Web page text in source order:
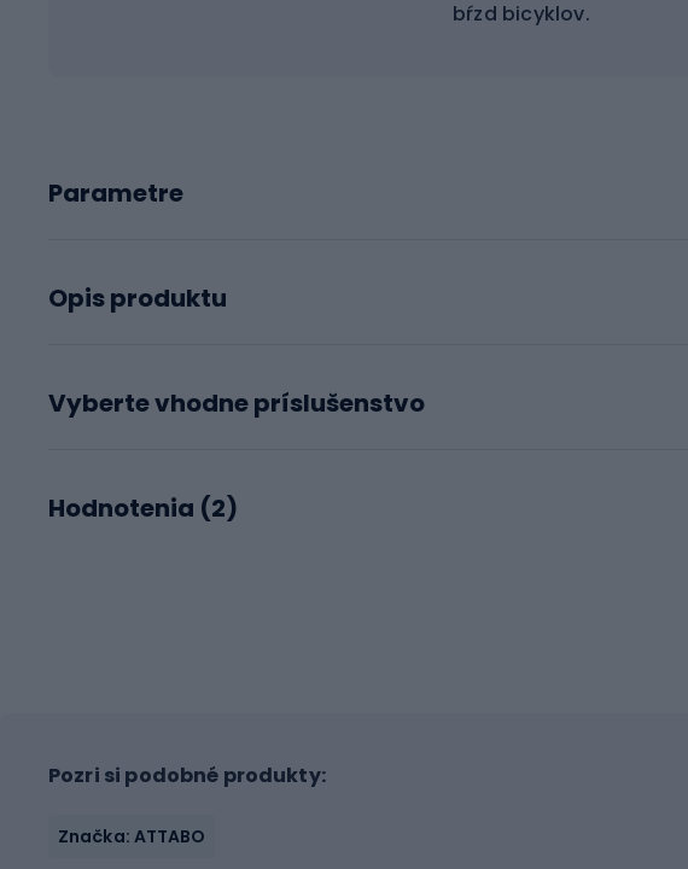
bŕzd bicyklov.
Parametre
Opis produktu
Vyberte vhodne príslušenstvo
Hodnotenia (2)
Pozri si podobné produkty:
Značka: ATTABO